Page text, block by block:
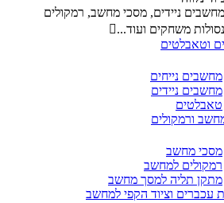
ניידים, מסכי מחשב, רמקולים
משחקים ועוד...
וטאבלטים
מחשבים נייחים
מחשבים ניידים
טאבלטים
ורמקולים
מסכי מחשב
רמקולים למחשב
מתקן תליה למסך מחשב
עכברים וציוד הקפי למחשב